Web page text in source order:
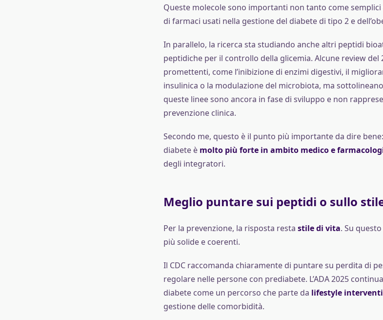
Queste molecole sono importanti non tanto come
di farmaci usati nella gestione del diabete di tipo 2 e
In parallelo, la ricerca sta studiando anche altri peptidi
peptidiche per il controllo della glicemia. Alcune review del
promettenti, come l’inibizione di enzimi digestivi, il
insulinica o la modulazione del microbiota, ma
queste linee sono ancora in fase di sviluppo e non
prevenzione clinica.
Secondo me, questo è il punto più importante da dire
diabete è molto più forte in ambito medico e
degli integratori.
Meglio puntare sui peptidi o sullo
Per la prevenzione, la risposta resta stile di vita. Su
più solide e coerenti.
Il CDC raccomanda chiaramente di puntare su perdita di
regolare nelle persone con prediabete. L’ADA 2025
diabete come un percorso che parte da lifestyle
gestione delle comorbidità.